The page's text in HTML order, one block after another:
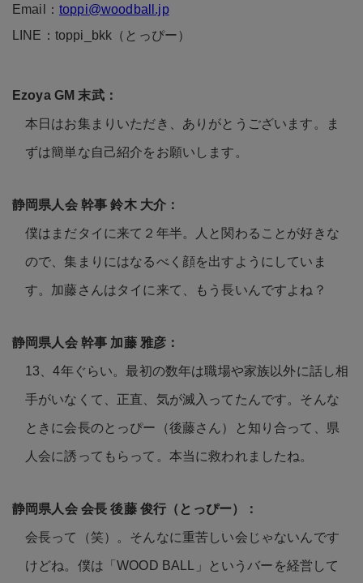
Email： toppi@woodball.jp
LINE：toppi_bkk（とっぴー）
本日はお集まりいただき、ありがとうございます。ま
ずは簡単な自己紹介をお願いします。
僕はまだタイに来て２年半。人と関わることが好きな
ので、集まりにはなるべく顔を出すようにしていま
す。加藤さんはタイに来て、もう長いんですよね？
13、4年ぐらい。最初の数年は職場や家族以外に話し相
手がいなくて、正直、気が滅入ってたんです。そんな
ときに会長のとっぴー（後藤さん）と知り合って、県
人会に誘ってもらって。本当に救われましたね。
会長って（笑）。そんなに重苦しい会じゃないんです
けどね。僕は「WOOD BALL」というバーを経営して